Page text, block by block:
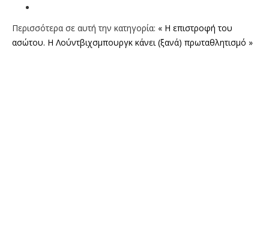
Περισσότερα σε αυτή την κατηγορία: « Η επιστροφή του
ασώτου. Η Λούντβιχσμπουργκ κάνει (ξανά) πρωταθλητισμό »